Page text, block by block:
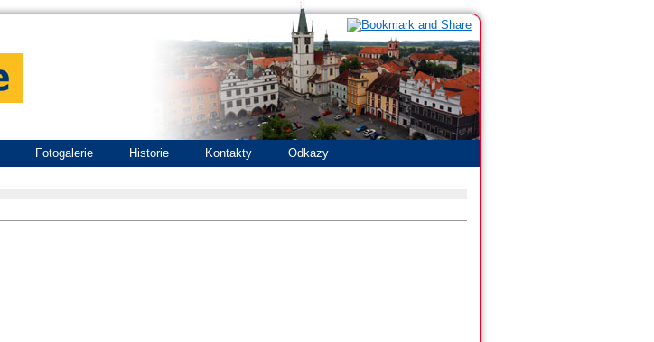
Fotogalerie Historie Kontakty Odkazy